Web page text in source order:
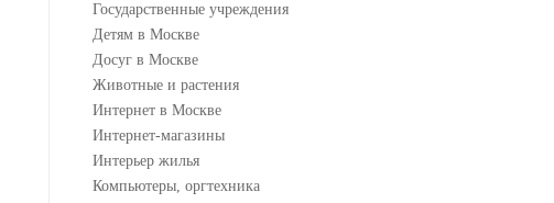
Государственные учреждения
Детям в Москве
Досуг в Москве
Животные и растения
Интернет в Москве
Интернет-магазины
Интерьер жилья
Компьютеры, оргтехника